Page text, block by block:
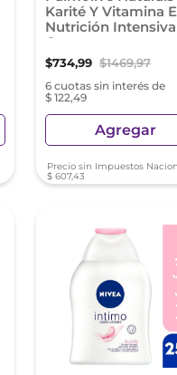
Karité Y Vitamina E
Nutrición Intensiva
Gr
$734,99 $1469,97
6 cuotas sin interés de
$ 122,49
Agregar
Precio sin Impuestos
$ 607,43